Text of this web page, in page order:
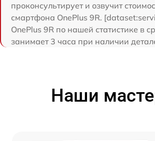
проконсультирует и озвучит
смартфона OnePlus 9R.
OnePlus 9R по нашей статистике в
занимает 3 часа при наличии
Наши